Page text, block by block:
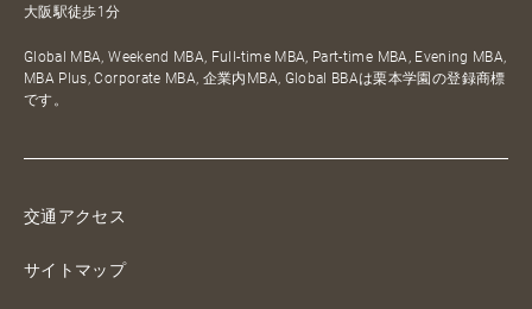
大阪駅徒歩1分
Global MBA, Weekend MBA, Full-time MBA, Part-time MBA, Evening MBA,
MBA Plus, Corporate MBA, 企業内MBA, Global BBAは栗本学園の登録商標
です。
交通アクセス
サイトマップ